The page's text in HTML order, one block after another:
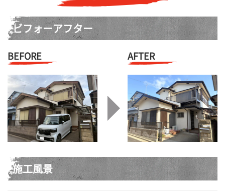
ビフォーアフター
AFTER
BEFORE
施工風景